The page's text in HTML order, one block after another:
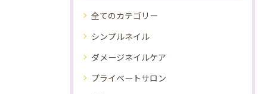
全てのカテゴリー
シンプルネイル
ダメージネイルケア
プライベートサロン